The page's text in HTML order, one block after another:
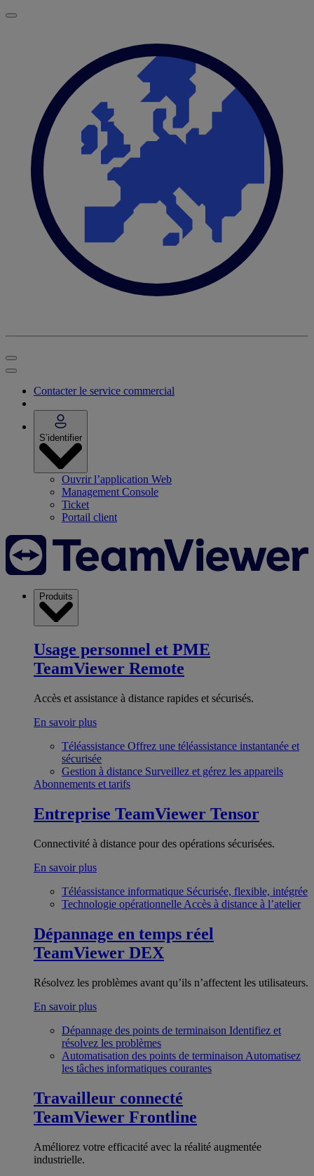
Contacter le service commercial
S’identifier
Ouvrir l’application Web
Management Console
Ticket
Portail client
Produits
Usage personnel et PME
TeamViewer Remote
Accès et assistance à distance rapides et sécurisés.
En savoir plus
Téléassistance Offrez une téléassistance instantanée et
sécurisée
Gestion à distance Surveillez et gérez les appareils
Abonnements et tarifs
Entreprise TeamViewer Tensor
Connectivité à distance pour des opérations sécurisées.
En savoir plus
Téléassistance informatique Sécurisée, flexible, intégrée
Technologie opérationnelle Accès à distance à l’atelier
Dépannage en temps réel
TeamViewer DEX
Résolvez les problèmes avant qu’ils n’affectent les utilisateurs.
En savoir plus
Dépannage des points de terminaison Identifiez et
résolvez les problèmes
Automatisation des points de terminaison Automatisez
les tâches informatiques courantes
Travailleur connecté
TeamViewer Frontline
Améliorez votre efficacité avec la réalité augmentée
industrielle.